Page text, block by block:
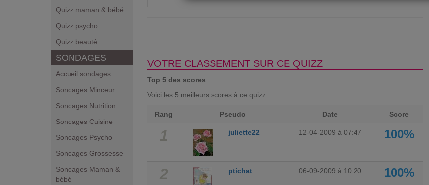
Quizz maman & bébé
Quizz psycho
Quizz beauté
SONDAGES
Accueil sondages
Sondages Minceur
Sondages Nutrition
Sondages Cuisine
Sondages Psycho
Sondages Grossesse
Sondages Maman &
bébé
VOTRE CLASSEMENT SUR CE QUIZZ
Top 5 des scores
Voici les 5 meilleurs scores à ce quizz
Rang Pseudo Date Score
1 juliette22 12-04-2009 à 07:47 100%
2 ptichat 06-09-2009 à 10:20 100%